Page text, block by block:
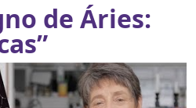
de Áries: